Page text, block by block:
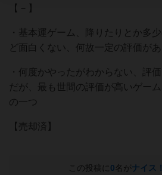
【－】
・基本運ゲーム、降りたりとか多
ど面白くない、何故一定の評価が
・何度かやったがわからない、評
だが、最も世間の評価が高いゲー
の一つ
【売却済】
この投稿に 0名がナイス！